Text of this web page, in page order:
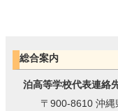
総合案内
泊高等学校代表連絡
〒900-8610 沖縄